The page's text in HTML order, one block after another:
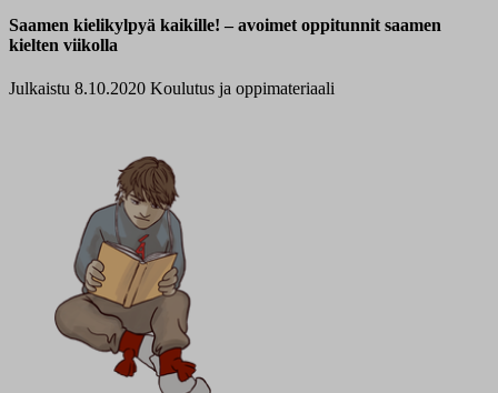
Saamen kielikylpyä kaikille! – avoimet oppitunnit saamen
kielten viikolla
Julkaistu 8.10.2020 Koulutus ja oppimateriaali